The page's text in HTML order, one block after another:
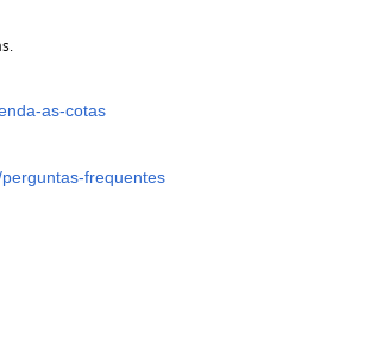
as-cotas
frequentes